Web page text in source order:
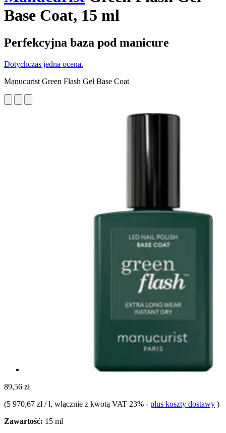
Base Coat, 15 ml
Perfekcyjna baza pod manicure
Dotychczas jedna ocena.
Manucurist Green Flash Gel Base Coat
89,56 zł
(5 970,67 zł / l, włącznie z kwotą VAT 23% - plus koszty dostawy )
Zawartość: 15 ml